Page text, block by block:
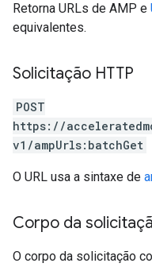
Retorna URLs de AMP e
equivalentes.
Solicitação HTTP
POST
https://
v1/ampUrls:batchGet
O URL usa a sintaxe de
Corpo da
O corpo da solicitação